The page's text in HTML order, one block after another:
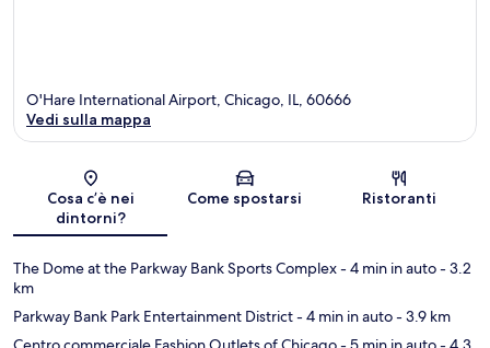
Mappa
O'Hare International Airport, Chicago, IL, 60666
Vedi sulla mappa
Cosa c’è nei
dintorni?
Come spostarsi Ristoranti
The Dome at the Parkway Bank Sports Complex- 4 min in auto- 3.2
km
Parkway Bank Park Entertainment District- 4 min in auto- 3.9 km